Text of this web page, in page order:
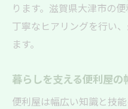
ります。滋賀県大津市の
丁寧なヒアリングを行い
ます。
暮らしを支える便利屋の
便利屋は幅広い知識と技